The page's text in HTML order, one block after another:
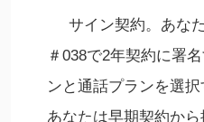
サイン契約。あな
＃038で2年契約に署
ンと通話プランを選
あなたは早期契約か